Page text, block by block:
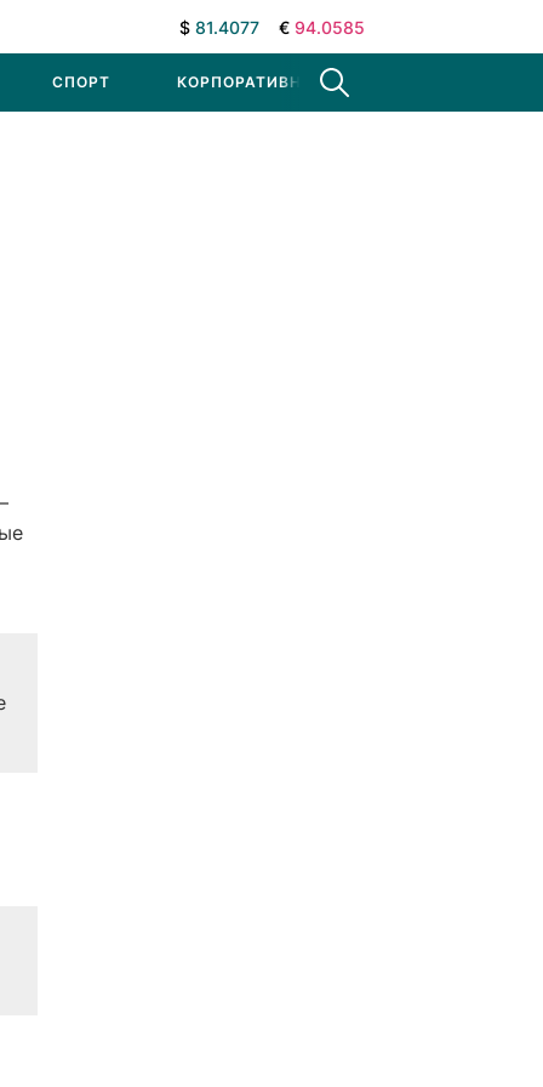
$ 81.4077 € 94.0585
СПОРТ КОРПОРАТИВНЫЕ НОВОСТИ